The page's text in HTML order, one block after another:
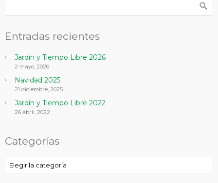
Entradas recientes
Jardín y Tiempo Libre 2026
2 mayo, 2026
Navidad 2025
21 diciembre, 2025
Jardín y Tiempo Libre 2022
26 abril, 2022
Categorías
Categorías